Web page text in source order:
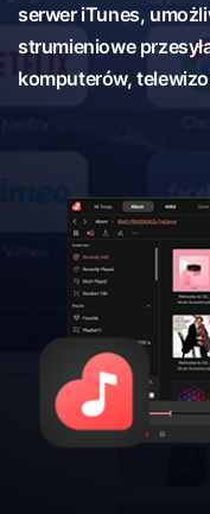
serwer iTunes,
strumieniowe
komputerów,